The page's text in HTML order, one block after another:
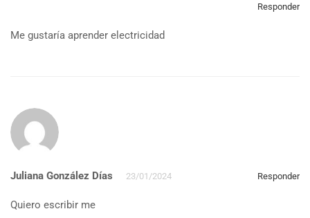
Responder
Me gustaría aprender electricidad
Juliana González Días 23/01/2024 Responder
Quiero escribir me